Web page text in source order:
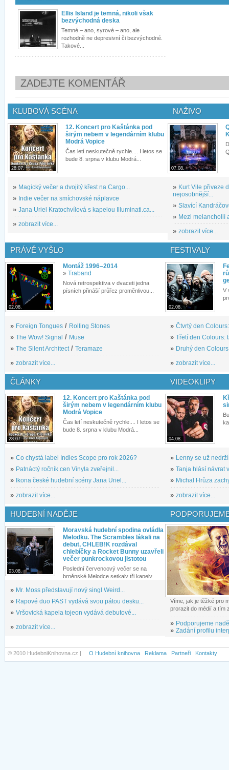
Ellis Island je temná, nikoli však
bezvýchodná deska
Temné – ano, syrové – ano, ale
rozhodně ne depresivní či bezvýchodné.
Takové...
ZADEJTE KOMENTÁŘ
KLUBOVÁ SCÉNA
28.07.
12. Koncert pro Kaštánka pod
širým nebem v legendárním klubu
Modrá Vopice
Čas letí neskutečně rychle.... I letos se
bude 8. srpna v klubu Modrá...
» Magický večer a dvojitý křest na Cargo...
» Indie večer na smíchovské náplavce
» Jana Uriel Kratochvílová s kapelou Illuminati.ca...
» zobrazit více...
NAŽIVO
07.08.
» Kurt Vile přiveze
nejosobnější...
» Slavící
» Mezi melancholií
» zobrazit více...
PRÁVĚ VYŠLO
02.08.
Montáž 1996–2014
» Traband
Nová retrospektiva v dvaceti jedna
písních přináší průřez proměnlivou...
» Foreign Tongues / Rolling Stones
» The Wow! Signal / Muse
» The Silent Architect/ Teramaze
» zobrazit více...
FESTIVALY
02.08.
V
» Čtvrtý den
» Třetí den Colours:
» Druhý den
» zobrazit více...
ČLÁNKY
28.07.
12. Koncert pro Kaštánka pod
širým nebem v legendárním klubu
Modrá Vopice
Čas letí neskutečně rychle.... I letos se
bude 8. srpna v klubu Modrá...
» Co chystá label Indies Scope pro rok 2026?
» Patnáctý ročník cen Vinyla zveřejnil...
»
Ikona české hudební scény Jana Uriel...
» zobrazit více...
VIDEOKLIPY
04.08.
» Lenny se už
» Tanja hlásí návrat
» Michal Hrůza
» zobrazit více...
HUDEBNÍ NADĚJE
03.08.
Moravská hudební spodina ovládla
Melodku. The Scrambles lákali na
debut, CHLEB!K rozdával
chlebíčky a Rocket Bunny uzavřeli
večer punkrockovou jistotou
Poslední červencový večer se na
brněnské Melodce setkaly tři kapely...
» Mr. Moss představují nový singl Weird...
» Rapové duo PAST vydává svou pátou desku...
» Vršovická kapela tojeon vydává debutové...
» zobrazit více...
Víme, jak je těžké pro
prorazit do médií a tím
» Podporujeme
» Zadání profilu
© 2010 HudebniKnihovna.cz | O Hudební knihovna Reklama Partneři Kontakty